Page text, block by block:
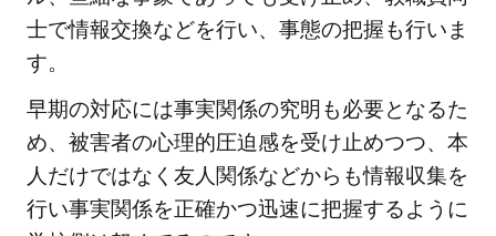
士で情報交換などを行い、事態の把握も行いま
す。
早期の対応には事実関係の究明も必要となるた
め、被害者の心理的圧迫感を受け止めつつ、本
人だけではなく友人関係などからも情報収集を
行い事実関係を正確かつ迅速に把握するように